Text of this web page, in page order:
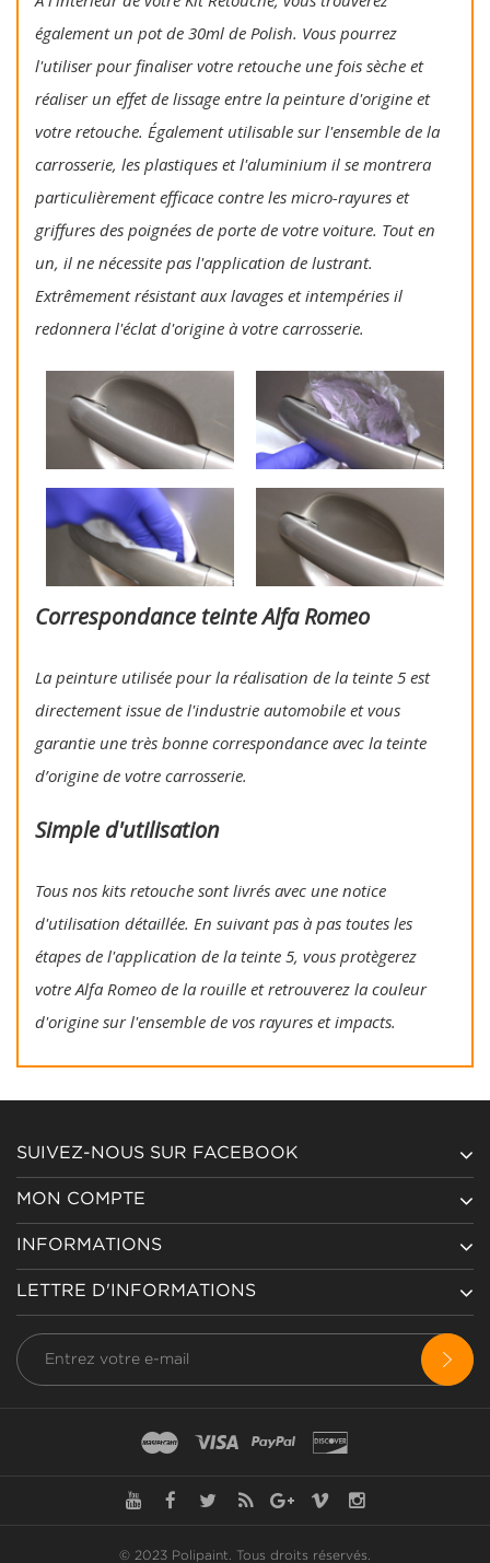
également un pot de 30ml de Polish. Vous pourrez
l'utiliser pour finaliser votre retouche une fois sèche et
réaliser un effet de lissage entre la peinture d'origine et
votre retouche. Également utilisable sur l'ensemble de la
carrosserie, les plastiques et l'aluminium il se montrera
particulièrement efficace contre les micro-rayures et
griffures des poignées de porte de votre voiture. Tout en
un, il ne nécessite pas l'application de lustrant.
Extrêmement résistant aux lavages et intempéries il
redonnera l'éclat d'origine à votre carrosserie.
Correspondance teinte Alfa Romeo
La peinture utilisée pour la réalisation de la teinte 5 est
directement issue de l'industrie automobile et vous
garantie une très bonne correspondance avec la teinte
d’origine de votre carrosserie.
Simple d'utilisation
Tous nos kits retouche sont livrés avec une notice
d'utilisation détaillée. En suivant pas à pas toutes les
étapes de l'application de la teinte 5, vous protègerez
votre Alfa Romeo de la rouille et retrouverez la couleur
d'origine sur l'ensemble de vos rayures et impacts.
SUIVEZ-NOUS SUR FACEBOOK
MON COMPTE
INFORMATIONS
LETTRE D'INFORMATIONS
© 2023 Polipaint. Tous droits réservés.